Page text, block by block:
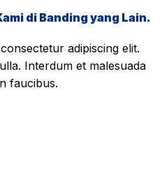
di Banding yang Lain.
adipiscing elit.
Interdum et malesuada
faucibus.